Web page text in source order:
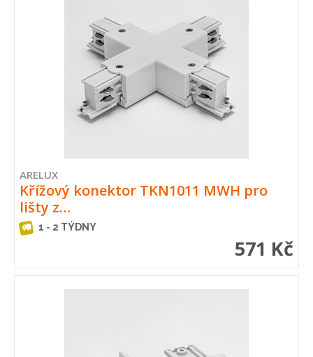
ARELUX
Křížový konektor TKN1011 MWH pro
lišty z…
1 - 2 TÝDNY
571 Kč